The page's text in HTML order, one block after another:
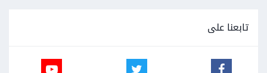
تابعنا على